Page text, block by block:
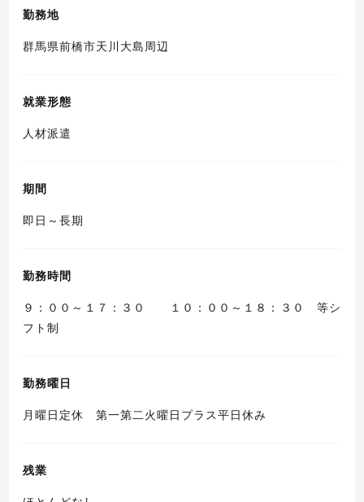
勤務地
群馬県前橋市天川大島周辺
就業形態
人材派遣
期間
即日～長期
勤務時間
９：００～１７：３０ １０：００～１８：３０ 等シ
フト制
勤務曜日
月曜日定休 第一第二火曜日プラス平日休み
残業